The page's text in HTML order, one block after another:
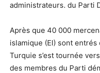
administrateurs. du Parti
Après que 40 000
islamique (EI) sont
Turquie s’est tournée
des membres du Parti